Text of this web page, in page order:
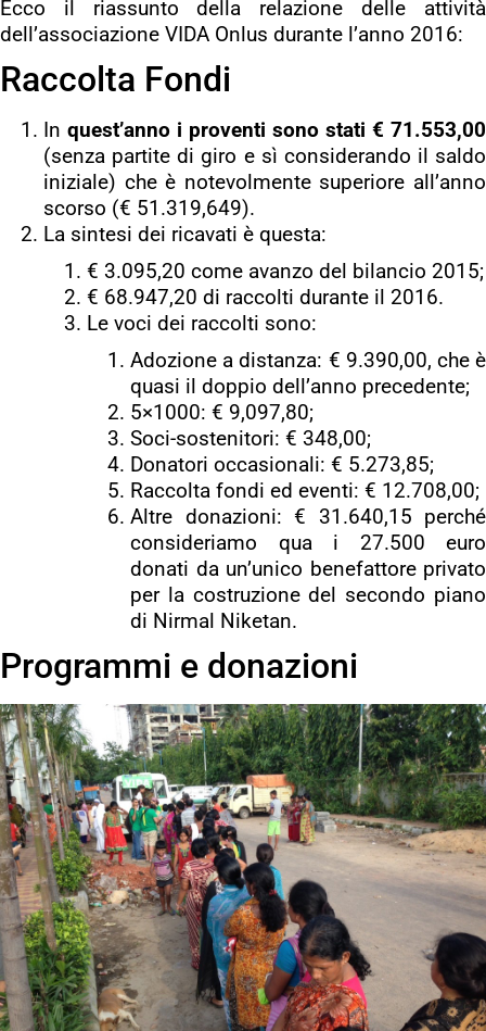
Ecco il riassunto della relazione delle attività
dell’associazione VIDA Onlus durante l’anno 2016:
Raccolta Fondi
In quest’anno i proventi sono stati € 71.553,00
(senza partite di giro e sì considerando il saldo
iniziale) che è notevolmente superiore all’anno
scorso (€ 51.319,649).
La sintesi dei ricavati è questa:
€ 3.095,20 come avanzo del bilancio 2015;
€ 68.947,20 di raccolti durante il 2016.
Le voci dei raccolti sono:
Adozione a distanza: € 9.390,00, che è
quasi il doppio dell’anno precedente;
5×1000: € 9,097,80;
Soci-sostenitori: € 348,00;
Donatori occasionali: € 5.273,85;
Raccolta fondi ed eventi: € 12.708,00;
Altre donazioni: € 31.640,15 perché
consideriamo qua i 27.500 euro
donati da un’unico benefattore privato
per la costruzione del secondo piano
di Nirmal Niketan.
Programmi e donazioni